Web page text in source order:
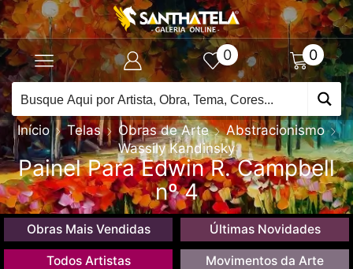
0 0
Início Telas Obras de Arte
Abstracionismo
Wassily Kandinsky
Painel Para Edwin R. Campbell
nº 4
Obras Mais Vendidas Últimas Novidades
Todos Artistas Movimentos da Arte